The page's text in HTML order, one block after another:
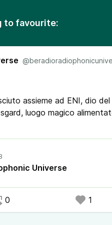
to favourite:
assieme ad ENI, dio del
luogo magico
Ha il compito di
ed è armato del magico
delle Aziende di Tassgard,
e lo spedisce in Italia
Universe
0 1